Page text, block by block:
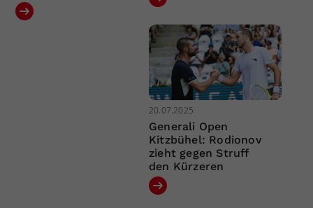
20.07.2025
Generali Open
Kitzbühel: Rodionov
zieht gegen Struff
den Kürzeren